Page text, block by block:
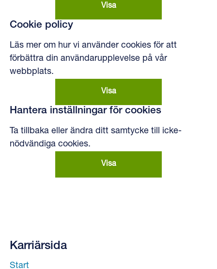
Visa
Cookie policy
Läs mer om hur vi använder cookies för att
förbättra din användarupplevelse på vår
webbplats.
Visa
Hantera inställningar för cookies
Ta tillbaka eller ändra ditt samtycke till icke-
nödvändiga cookies.
Visa
Karriärsida
Start